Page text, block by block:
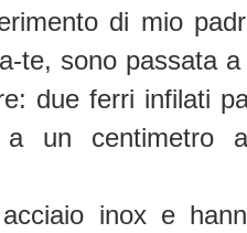
di mio
te, sono passata
due ferri infilati
un centimetro
inox e